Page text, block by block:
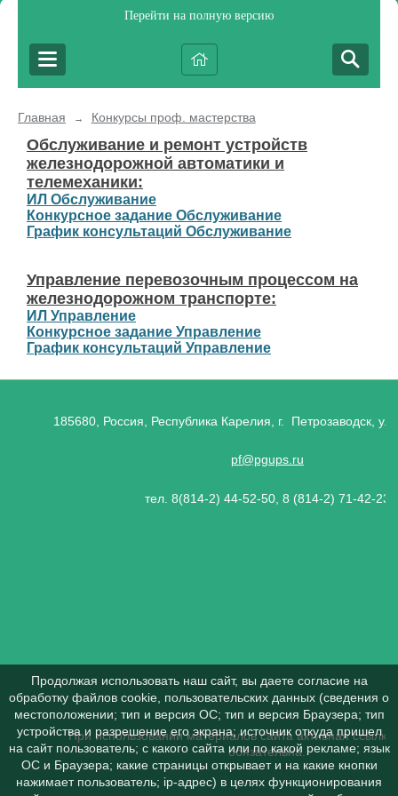
Перейти на полную версию
Главная → Конкурсы проф. мастерства
Обслуживание и ремонт устройств
железнодорожной автоматики и
телемеханики:
ИЛ Обслуживание
Конкурсное задание Обслуживание
График консультаций Обслуживание
Управление перевозочным процессом на
железнодорожном транспорте:
ИЛ Управление
Конкурсное задание Управление
График консультаций Управление
185680, Россия, Республика Карелия, г. Петрозаводск,
pf@pgups.ru
тел. 8(814-2) 44-52-50, 8 (814-2) 71-42-23
При использовании материалов сайта активная ссылка
обязательна.
Продолжая использовать наш сайт, вы даете согласие на
обработку файлов cookie, пользовательских данных (сведения о
местоположении; тип и версия ОС; тип и версия Браузера; тип
устройства и разрешение его экрана; источник откуда пришел
на сайт пользователь; с какого сайта или по какой рекламе; язык
ОС и Браузера; какие страницы открывает и на какие кнопки
нажимает пользователь; ip-адрес) в целях функционирования